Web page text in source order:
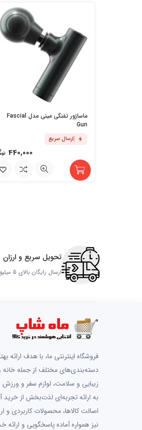
ماساژور تفنگی مینی مدل Fascial
Gun
ارسال سریع
440,000
تحویل سریع و ارزان
ارسال رایگان بالای 5 میلیون تومان
فروشگاه اینترنتی ما، با هدف ارائه
دسته‌بندی‌های مختلف از جمله خانه و
زیبایی و سلامت، لوازم سفر و
به ارائه تجربه‌ای لذت‌بخش از خرید
اصالت کالاها، محصولات کاربردی و
نیز همواره آماده پاسخگویی و